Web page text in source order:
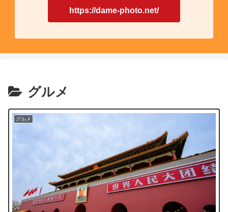
https://dame-photo.net/
グルメ
グルメ